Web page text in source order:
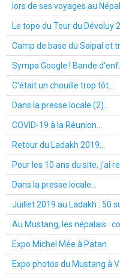
lors de ses voyages au Népal
Le topo du Tour du Dévoluy
Camp de base du Saipal et
Sympa Google ! Bande
C'était un chouille trop tôt...
Dans la presse locale (2)...
COVID-19 à la Réunion...
Retour du Ladakh 2019...
Pour les 10 ans du site, j'ai
Dans la presse locale...
Juillet 2019 au Ladakh : 50
Au Mustang, les népalais :
Expo Michel Mée à Patan
Expo photos du Mustang à